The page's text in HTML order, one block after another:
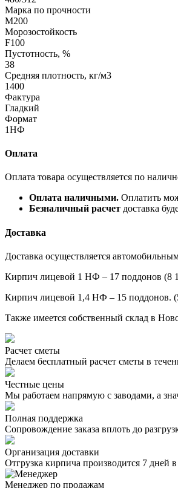
Марка по прочности
М200
Морозостойкость
F100
Пустотность, %
38
Средняя плотность, кг/м3
1400
Фактура
Гладкий
Формат
1НФ
Оплата
Оплата товара осуществляется по
Оплата наличными. Оплатить
Безналичный расчет доставка
Доставка
Доставка осуществляется
Кирпич лицевой 1 НФ – 17 поддонов (8
Кирпич лицевой 1,4 НФ – 15 поддонов.
Также имеется собственный склад в
Расчет сметы
Делаем бесплатный расчет сметы в
Честные цены
Мы работаем напрямую с заводами, а
Полная поддержка
Сопровождение заказа вплоть до
Организация доставки
Отгрузка кирпича производится 7 дней
Менеджер по продажам